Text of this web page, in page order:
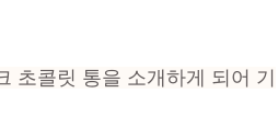
초콜릿 통을 소개하게 되어 기